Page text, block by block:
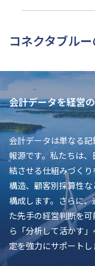
コネクタブル
会計データを経営
会計データは単なる
報源です。私たちは
結させる仕組みづく
構造、顧客別採算性
構成します。さらに
た先手の経営判断を
ら「分析して活かす
定を強力にサポートし